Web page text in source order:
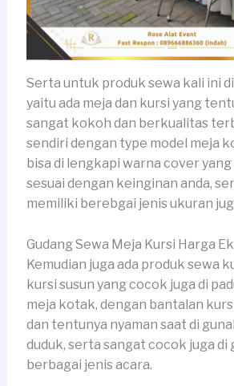
Serta untuk produk sewa kali ini
yaitu ada meja dan kursi yang
sangat kokoh dan berkualitas
sendiri dengan type model meja
bisa di lengkapi warna cover
sesuai dengan keinginan anda,
memiliki berebgai jenis ukuran
Gudang Sewa Meja Kursi Harga
Kemudian juga ada produk sewa
kursi susun yang cocok juga di
meja kotak, dengan bantalan
dan tentunya nyaman saat di
duduk, serta sangat cocok juga di
berbagai jenis acara.